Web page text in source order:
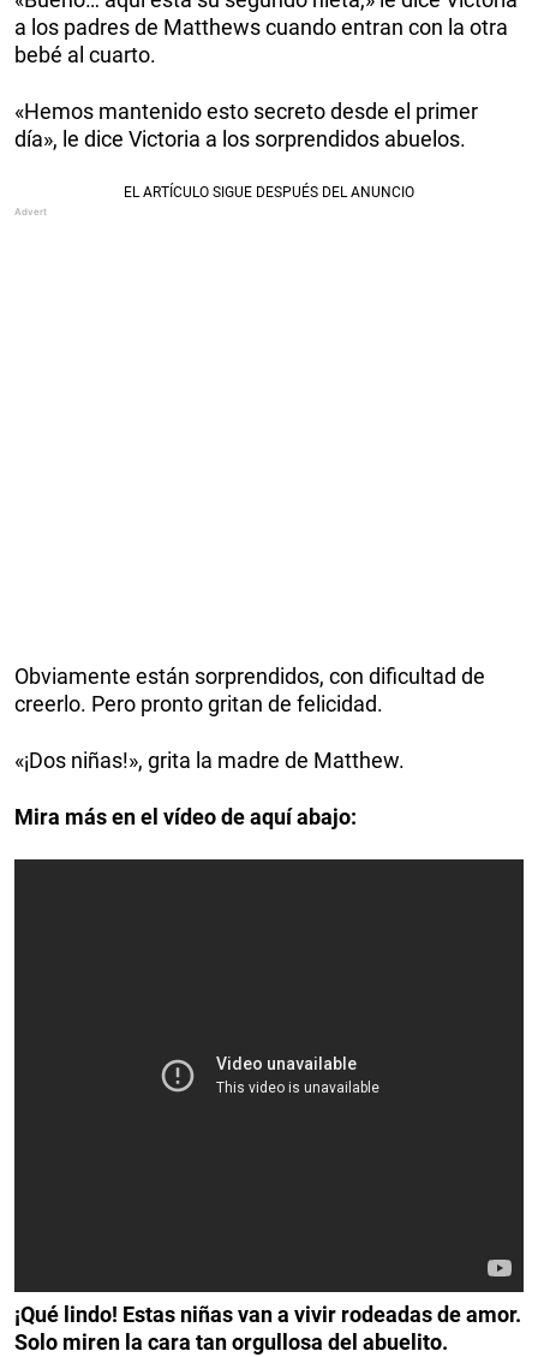
a los padres de Matthews cuando entran con la otra
bebé al cuarto.
«Hemos mantenido esto secreto desde el primer
día», le dice Victoria a los sorprendidos abuelos.
Obviamente están sorprendidos, con dificultad de
creerlo. Pero pronto gritan de felicidad.
«¡Dos niñas!», grita la madre de Matthew.
Mira más en el vídeo de aquí abajo:
¡Qué lindo! Estas niñas van a vivir rodeadas de amor.
Solo miren la cara tan orgullosa del abuelito.